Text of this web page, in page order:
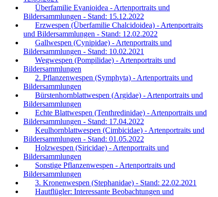
Überfamilie Evanioidea - Artenportraits und
Bildersammlungen - Stand: 15.12.2022
Erzwespen (Überfamilie Chalcidoidea) - Artenportraits
und Bildersammlungen - Stand: 12.02.2022
Gallwespen (Cynipidae) - Artenportraits und
Bildersammlungen - Stand: 10.02.2021
Wegwespen (Pompilidae) - Artenportraits und
Bildersammlungen
2. Pflanzenwespen (Symphyta) - Artenportraits und
Bildersammlungen
Bürstenhornblattwespen (Argidae) - Artenportraits und
Bildersammlungen
Echte Blattwespen (Tenthredinidae) - Artenportraits und
Bildersammlungen - Stand: 17.04.2022
Keulhornblattwespen (Cimbicidae) - Artenportraits und
Bildersammlungen - Stand: 01.05.2022
Holzwespen (Siricidae) - Artenportraits und
Bildersammlungen
Sonstige Pflanzenwespen - Artenportraits und
Bildersammlungen
3. Kronenwespen (Stephanidae) - Stand: 22.02.2021
Hautflügler: Interessante Beobachtungen und